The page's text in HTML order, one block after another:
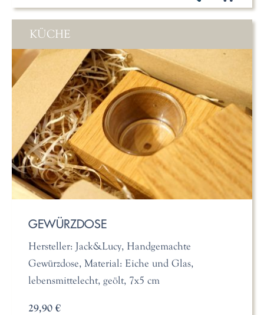
KÜCHE
GEWÜRZDOSE
Hersteller: Jack&Lucy, Handgemachte
Gewürzdose, Material: Eiche und Glas,
lebensmittelecht, geölt, 7x5 cm
29,90 €